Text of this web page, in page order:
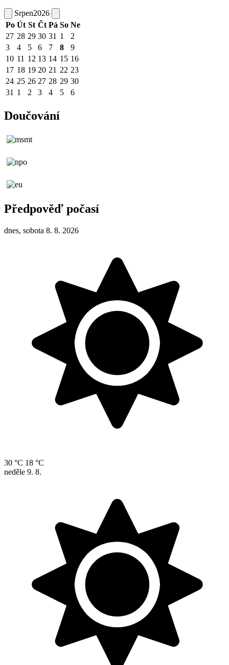
Srpen2026
Po Út St Čt Pá So Ne
27 28 29 30 31 1
2
3
4 5 6 7 8
9
10 11 12 13 14 15 16
17 18 19 20 21 22 23
24 25 26 27 28 29 30
31 1 2 3 4 5 6
Doučování
Předpověď počasí
dnes, sobota 8. 8. 2026
30 °C 18 °C
neděle 9. 8.